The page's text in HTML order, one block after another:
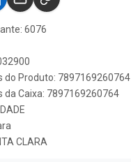
6076
do Produto: 7897169260764
da Caixa: 7897169260764
CLARA